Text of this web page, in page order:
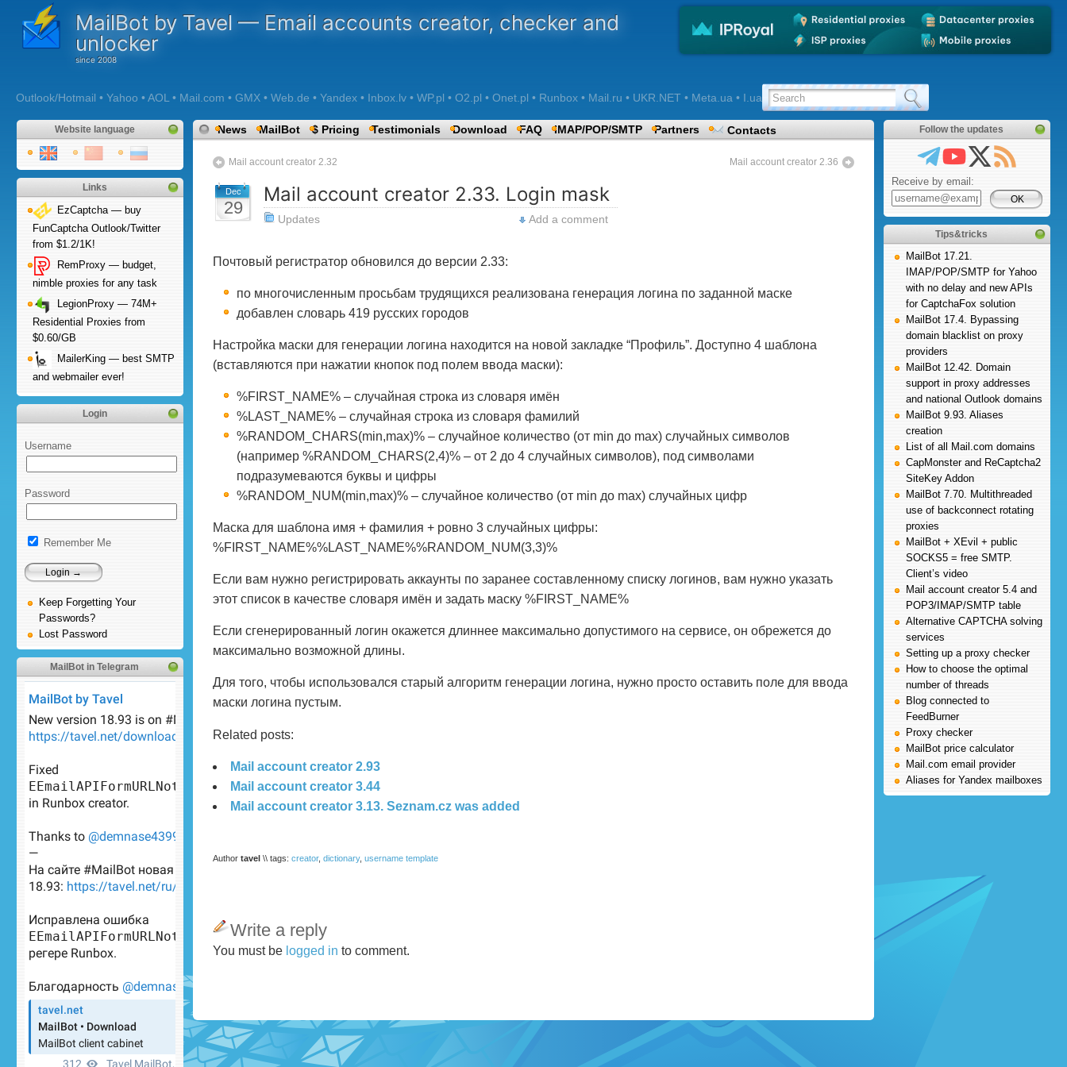
MailBot by Tavel — Email accounts creator, checker and
unlocker
Outlook/Hotmail • Yahoo • AOL • Mail.com • GMX • Web.de • Yandex • Inbox.lv • WP.pl • O2.pl • Onet.pl • Runbox • Mail.ru • UKR.NET • Meta.ua • I.ua
Website language
Links
EzCaptcha — buy
FunCaptcha Outlook/Twitter
from $1.2/1K!
RemProxy — budget,
nimble proxies for any task
LegionProxy — 74M+
Residential Proxies from
$0.60/GB
MailerKing — best SMTP
and webmailer ever!
Login
Username
Password
Remember Me
Keep Forgetting Your
Passwords?
Lost Password
MailBot in Telegram
News MailBot $ Pricing Testimonials Download FAQ IMAP/POP/SMTP Partners Contacts
Mail account creator 2.32 Mail account creator 2.36
Dec
29
Mail account creator 2.33. Login mask
Updates Add a comment
Почтовый регистратор обновился до версии 2.33:
по многочисленным просьбам трудящихся реализована генерация логина по заданной маске
добавлен словарь 419 русских городов
Настройка маски для генерации логина находится на новой закладке “Профиль”. Доступно 4 шаблона
(вставляются при нажатии кнопок под полем ввода маски):
%FIRST_NAME% – случайная строка из словаря имён
%LAST_NAME% – случайная строка из словаря фамилий
%RANDOM_CHARS(min,max)% – случайное количество (от min до max) случайных символов
(например %RANDOM_CHARS(2,4)% – от 2 до 4 случайных символов), под символами
подразумеваются буквы и цифры
%RANDOM_NUM(min,max)% – случайное количество (от min до max) случайных цифр
Маска для шаблона имя + фамилия + ровно 3 случайных цифры:
%FIRST_NAME%%LAST_NAME%%RANDOM_NUM(3,3)%
Если вам нужно регистрировать аккаунты по заранее составленному списку логинов, вам нужно указать
этот список в качестве словаря имён и задать маску %FIRST_NAME%
Если сгенерированный логин окажется длиннее максимально допустимого на сервисе, он обрежется до
максимально возможной длины.
Для того, чтобы использовался старый алгоритм генерации логина, нужно просто оставить поле для ввода
маски логина пустым.
Related posts:
Mail account creator 2.93
Mail account creator 3.44
Mail account creator 3.13. Seznam.cz was added
Author tavel \\ tags: creator, dictionary, username template
Write a reply
You must be logged in to comment.
Follow the updates
Receive by email:
Tips&tricks
MailBot 17.21.
IMAP/POP/SMTP for Yahoo
with no delay and new APIs
for CaptchaFox solution
MailBot 17.4. Bypassing
domain blacklist on proxy
providers
MailBot 12.42. Domain
support in proxy addresses
and national Outlook domains
MailBot 9.93. Aliases
creation
List of all Mail.com domains
CapMonster and ReCaptcha2
SiteKey Addon
MailBot 7.70. Multithreaded
use of backconnect rotating
proxies
MailBot + XEvil + public
SOCKS5 = free SMTP.
Client’s video
Mail account creator 5.4 and
POP3/IMAP/SMTP table
Alternative CAPTCHA solving
services
Setting up a proxy checker
How to choose the optimal
number of threads
Blog connected to
FeedBurner
Proxy checker
MailBot price calculator
Mail.com email provider
Aliases for Yandex mailboxes